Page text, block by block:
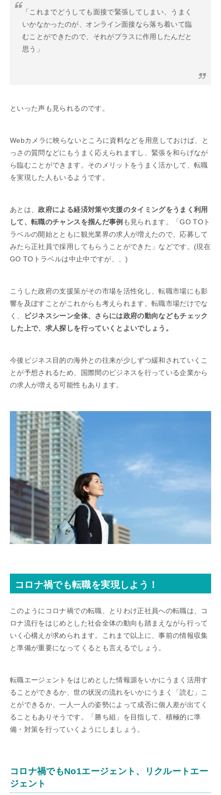
「これまでどうしても面接で緊張してしまい、うまく
いかなかったのが、オンライン面接なら落ち着いて臨
むことができたので、それがプラスに作用したんだと
思う」
といった声も見られるのです。
Webカメラに映らないところに資料などを用意しておけば、と
っさの質問などにもうまく応えられますし、緊張を和らげなが
ら臨むことができます。そのメリットをうまく活かして、転職
を実現した人もいるようです。
あとは、政府による経済対策や支援のタイミングをうまく利用
して、転職のチャンスを掴んだ事例 も見られます。「GO TOト
ラベルの開始とともに観光業界の求人が増えたので、応募して
みたら正社員で採用してもらうことができた」などです。(現在
GO TOトラベルは中止中ですが、、)
こうした政府の支援策がその市場を活性化し、転職市場にも影
響を及ぼすことがこれからも考えられます。転職市場だけでな
く、
ビジネスシーン全体、さらには政府の動向などもチェック
した上で、求人探しを行っていくとよいでしょう。
今後ビジネス目的の海外との往来が少しずつ緩和されていくこ
とが予想されるため、国際間のビジネスを行っている企業から
の求人が増える可能性もあります。
コロナ禍でも転職を実現しよう！
このようにコロナ禍での転職、とりわけ正社員への転職は、コ
ロナ流行をはじめとした社会全体の動向も踏まえながら行って
いく心構えが求められます。これまで以上に、事前の情報収集
と準備が重要になってくるとも言えるでしょう。
転職エージェントをはじめとした情報源をいかにうまく活用す
ることができるか、世の状況の流れをいかにうまく「読む」こ
とができるか、一人一人の姿勢によって成否に個人差が出てく
ることもありそうです。「勝ち組」を目指して、積極的に準
備・対策を行っていくようにしましょう。
コロナ禍でもNo1エージェント、リクルートエー
ジェント